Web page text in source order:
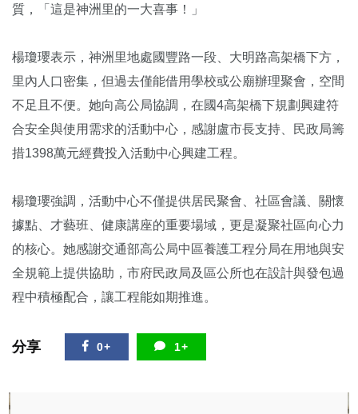
質，「這是神洲里的一大喜事！」
楊瓊瓔表示，神洲里地處國豐路一段、大明路高架橋下方，
里內人口密集，但過去僅能借用學校或公廟辦理聚會，空間
不足且不便。她向高公局協調，在國4高架橋下規劃興建符
合安全與使用需求的活動中心，感謝盧市長支持、民政局籌
措1398萬元經費投入活動中心興建工程。
楊瓊瓔強調，活動中心不僅提供居民聚會、社區會議、關懷
據點、才藝班、健康講座的重要場域，更是凝聚社區向心力
的核心。她感謝交通部高公局中區養護工程分局在用地與安
全規範上提供協助，市府民政局及區公所也在設計與發包過
程中積極配合，讓工程能如期推進。
分享 0+ 1+